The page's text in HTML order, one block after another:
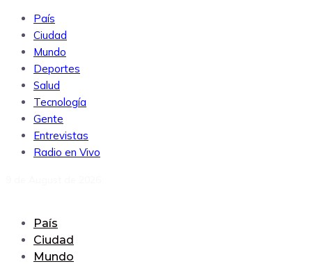
País
Ciudad
Mundo
Deportes
Salud
Tecnología
Gente
Entrevistas
Radio en Vivo
País
Ciudad
Mundo